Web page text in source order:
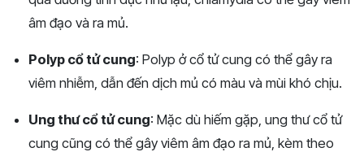
âm đạo và ra mủ​​.
Polyp cổ tử cung: Polyp ở cổ tử cung có thể gây ra
viêm nhiễm, dẫn đến dịch mủ có màu và mùi khó chịu​.
Ung thư cổ tử cung: Mặc dù hiếm gặp, ung thư cổ tử
cung cũng có thể gây viêm âm đạo ra mủ, kèm theo